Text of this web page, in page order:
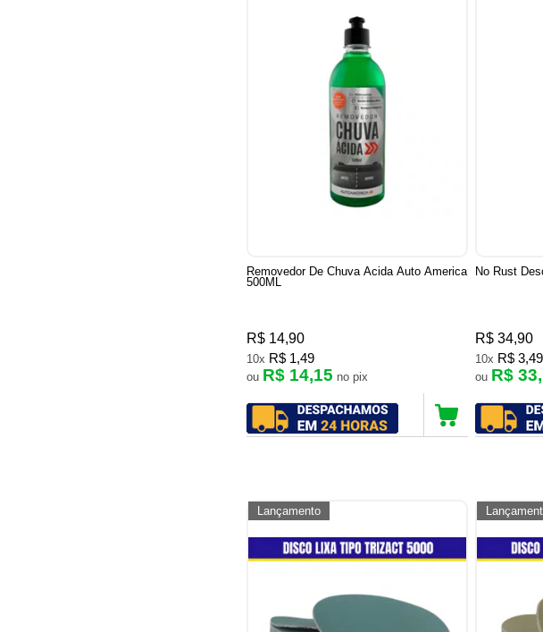
Removedor De Chuva Acida Auto America
500ML
R$ 14,90
10x R$ 1,49
ou R$ 14,15 no pix
No Rust
R$ 34,90
10x R$ 3,49
ou R$
Lançamento